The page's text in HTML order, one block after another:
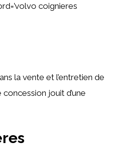
coignieres
la vente et l’entretien de
concession jouit d’une